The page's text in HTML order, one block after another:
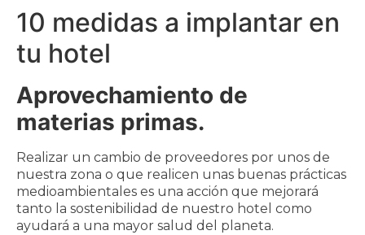
10 medidas a implantar en
tu hotel
Aprovechamiento de
materias primas.
Realizar un cambio de proveedores por unos de
nuestra zona o que realicen unas buenas prácticas
medioambientales es una acción que mejorará
tanto la sostenibilidad de nuestro hotel como
ayudará a una mayor salud del planeta.